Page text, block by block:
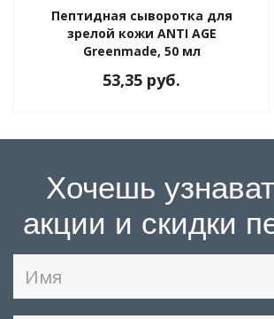
Пептидная сыворотка для
зрелой кожи ANTI AGE
Greenmade, 50 мл
53,35 руб.
Хочешь
акции и скидки